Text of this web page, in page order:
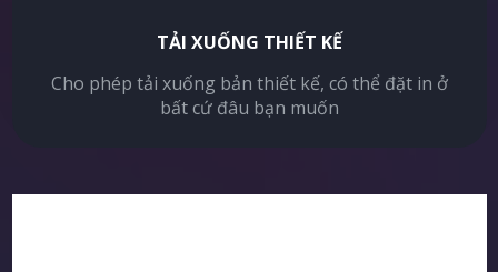
TẢI XUỐNG THIẾT KẾ
Cho phép tải xuống bản thiết kế, có thể đặt in ở
bất cứ đâu bạn muốn